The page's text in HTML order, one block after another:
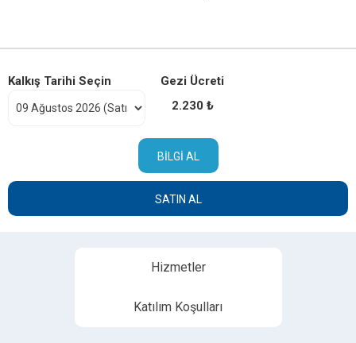
Kalkış Tarihi Seçin
Gezi Ücreti
2.230 ₺
BILGI AL
SATIN AL
Hizmetler
Katılım Koşulları